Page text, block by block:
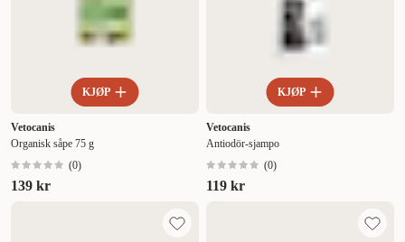
KJØP
Vetocanis
Organisk såpe 75 g
(0)
139 kr
KJØP
Vetocanis
Antiodör-sjampo
(0)
119 kr